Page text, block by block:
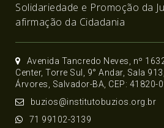
Solidariedade e Promoção da
afirmação da Cidadania
Avenida Tancredo Neves, nº
Center, Torre Sul, 9° Andar, Sala
Árvores, Salvador-BA, CEP: 41820-
buzios@institutobuzios.org.br
71 99102-3139